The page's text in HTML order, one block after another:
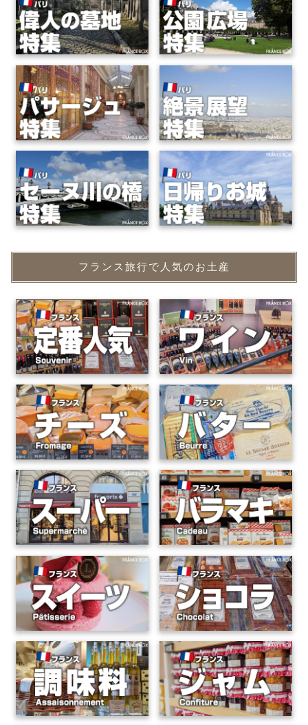
フランス旅行で人気のお土産